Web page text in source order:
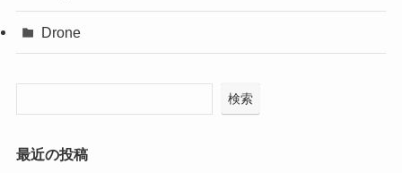
Drone
検索
最近の投稿